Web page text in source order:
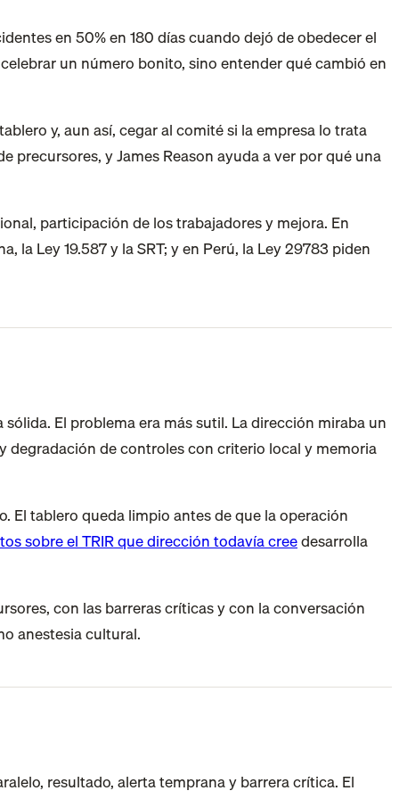
un número bonito, sino entender qué cambió en
y, aun así, cegar al comité si la empresa lo trata
y James Reason ayuda a ver por qué una
participación de los trabajadores y mejora. En
la Ley 19.587 y la SRT; y en Perú, la Ley 29783 piden
El problema era más sutil. La dirección miraba un
degradación de controles con criterio local y memoria
El tablero queda limpio antes de que la operación
sobre el TRIR que dirección todavía creedesarrolla
con las barreras críticas y con la conversación
anestesia cultural.
resultado, alerta temprana y barrera crítica. El